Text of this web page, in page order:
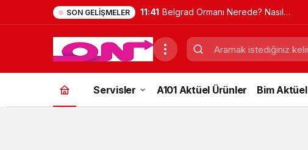
SON GELIŞMELER 11:41 Belgrad Ormanı Nerede? Nasıl
Gidilir? Güncel Gezi Rehberi
Servisler A101 Aktüel Ürünler Bim Aktüel